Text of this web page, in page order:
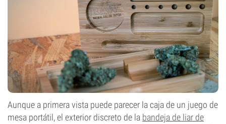
Aunque a primera vista puede parecer la caja de un juego de
mesa portátil, el exterior discreto de la bandeja de liar de